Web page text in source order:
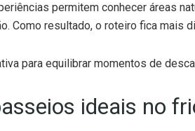
permitem conhecer áreas
Como resultado, o roteiro fica mais
para equilibrar momentos de
ideais no